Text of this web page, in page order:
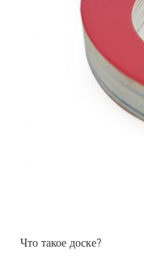
Что такое доске?